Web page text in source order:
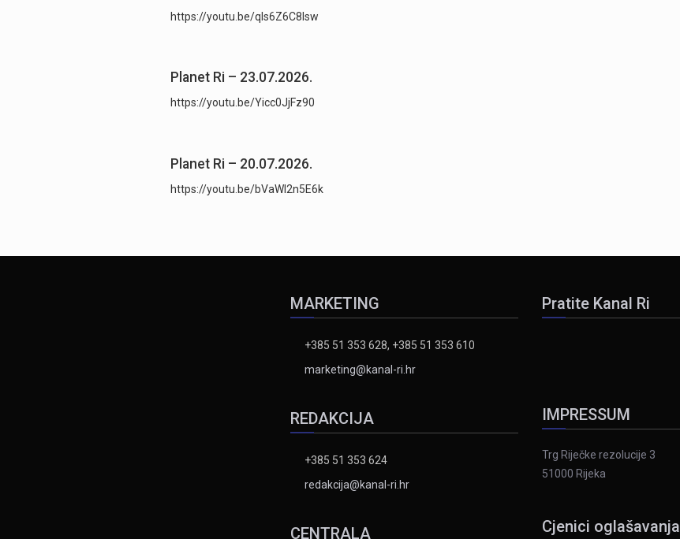
https://youtu.be/qls6Z6C8lsw
Planet Ri – 23.07.2026.
https://youtu.be/Yicc0JjFz90
Planet Ri – 20.07.2026.
https://youtu.be/bVaWI2n5E6k
MARKETING
+385 51 353 628, +385 51 353 610
marketing@kanal-ri.hr
REDAKCIJA
+385 51 353 624
redakcija@kanal-ri.hr
CENTRALA
Pratite Kanal Ri
IMPRESSUM
Trg Riječke rezolucije 3
51000 Rijeka
Cjenici oglašavanja